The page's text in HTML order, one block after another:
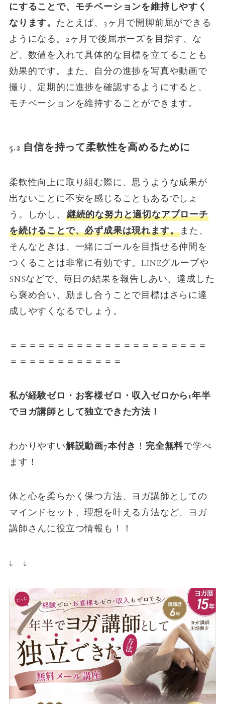
にすることで、モチベーションを維持しやすく
なります。 たとえば、3ヶ月で開脚前屈ができる
ようになる。2ヶ月で後屈ポーズを目指す、な
ど、数値を入れて具体的な目標を立てることも
効果的です。また、自分の進捗を写真や動画で
撮り、定期的に進捗を確認するようにすると、
モチベーションを維持することができます。
5.2 自信を持って柔軟性を高めるために
柔軟性向上に取り組む際に、思うような成果が
出ないことに不安を感じることもあるでしょ
う。しかし、 継続的な努力と適切なアプローチ
を続けることで、必ず成果は現れます。 また、
そんなときは、一緒にゴールを目指せる仲間を
つくることは非常に有効です。LINEグループや
SNSなどで、毎日の結果を報告しあい、達成した
ら褒め合い、励まし合うことで目標はさらに達
成しやすくなるでしょう。
＝＝＝＝＝＝＝＝＝＝＝＝＝＝＝＝＝＝＝＝＝
＝＝＝＝＝＝＝＝＝＝＝＝
私が経験ゼロ・お客様ゼロ・収入ゼロから1年半
でヨガ講師として独立できた方法！
わかりやすい解説動画7本付き ！ 完全無料で学べ
ます！
体と心を柔らかく保つ方法、ヨガ講師としての
マインドセット、理想を叶える方法など、ヨガ
講師さんに役立つ情報も！！
↓ ↓